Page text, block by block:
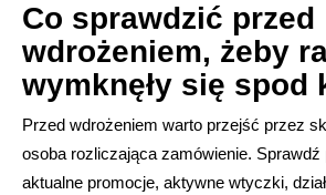
Co sprawdzić przed
wdrożeniem, żeby
wymknęły się spod
Przed wdrożeniem warto przejść przez
osoba rozliczająca zamówienie. Sprawdź
aktualne promocje, aktywne wtyczki,